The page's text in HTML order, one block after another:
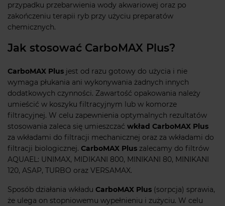
przypadku przebarwienia wody akwariowej oraz po
zakończeniu terapii ryb przy użyciu preparatów
chemicznych.
Jak stosować CarboMAX Plus?
CarboMAX Plus jest od razu gotowy do użycia i nie
wymaga płukania ani wykonywania żadnych innych
dodatkowych czynności. Zawartość opakowania należy
umieścić w koszyku filtracyjnym lub w komorze
filtracyjnej. W celu zapewnienia optymalnych rezultatów
stosowania zaleca się umieszczać wkład CarboMAX Plus
za wkładami do filtracji mechanicznej oraz za wkładami do
filtracji biologicznej. CarboMAX Plus zalecamy do filtrów
AQUAEL: UNIMAX, MIDIKANI 800, MINIKANI 80, MINIKANI
120, ASAP, TURBO oraz VERSAMAX.
Sposób działania wkładu CarboMAX Plus (sorpcja) sprawia,
że ulega on stopniowemu wypełnieniu i zużyciu. W celu